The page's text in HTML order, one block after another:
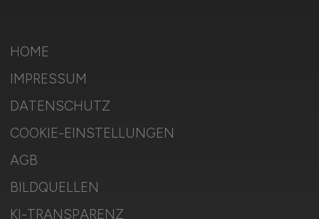
HOME
IMPRESSUM
DATENSCHUTZ
COOKIE-EINSTELLUNGEN
AGB
BILDQUELLEN
KI-TRANSPARENZ